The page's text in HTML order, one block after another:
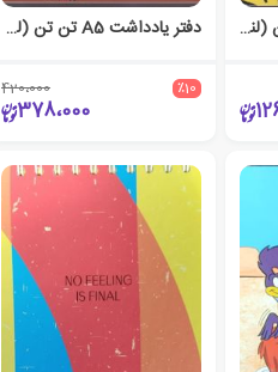
دفتر یادداشت A6 تن تن (لنتو) دفتر یادداشت A5 تن تن (لنتو)
٪10 420،000
378،000